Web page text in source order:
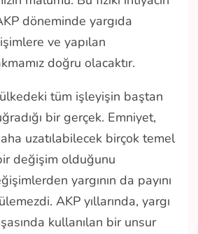
döneminde yargıda
ve yapılan
doğru olacaktır.
tüm işleyişin baştan
bir gerçek. Emniyet,
uzatılabilecek birçok temel
değişim olduğunu
yargının da payını
AKP yıllarında, yargı
kullanılan bir unsur